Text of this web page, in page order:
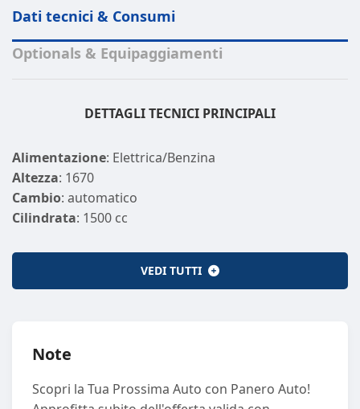
Dati tecnici & Consumi
Optionals & Equipaggiamenti
DETTAGLI TECNICI PRINCIPALI
Alimentazione: Elettrica/Benzina
Altezza: 1670
Cambio: automatico
Cilindrata: 1500 cc
Colore Esterno: OLIVE GRAY
: NERO NERO
Lunghezza
Marce: 3
VEDI TUTTI
Note
Scopri la Tua Prossima Auto con Panero Auto!